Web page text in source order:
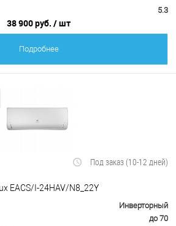
5.3
38 900 руб. / шт
Подробнее
Под заказ (10-12 дней)
EACS/I-24HAV/N8_22Y
Инверторный
до 70